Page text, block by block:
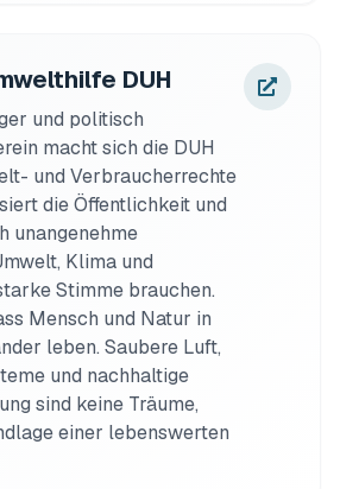
DUH
und politisch
macht sich die DUH
und Verbraucherrechte
die Öffentlichkeit und
unangenehme
Klima und
Stimme brauchen.
Mensch und Natur in
leben. Saubere Luft,
und nachhaltige
sind keine Träume,
einer lebenswerten